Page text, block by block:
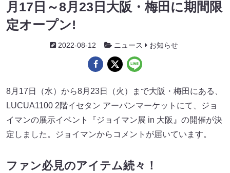
月17日～8月23日大阪・梅田に期間限
定オープン!
2022-08-12 ニュース お知らせ
8月17日（水）から8月23日（火）まで大阪・梅田にある、
LUCUA1100 2階イセタン アーバンマーケットにて、ジョ
イマンの展示イベント『ジョイマン展 in 大阪』の開催が決
定しました。ジョイマンからコメントが届いています。
ファン必見のアイテム続々！